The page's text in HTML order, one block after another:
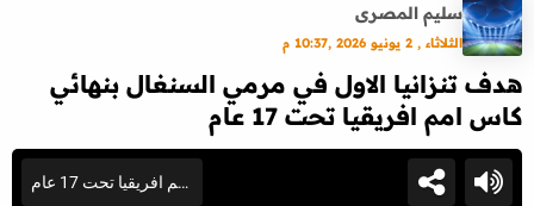
سليم المصرى
الثلاثاء , 2 يونيو 2026 ,10:37 م
هدف تنزانيا الاول في مرمي السنغال بنهائي
كاس امم افريقيا تحت 17 عام